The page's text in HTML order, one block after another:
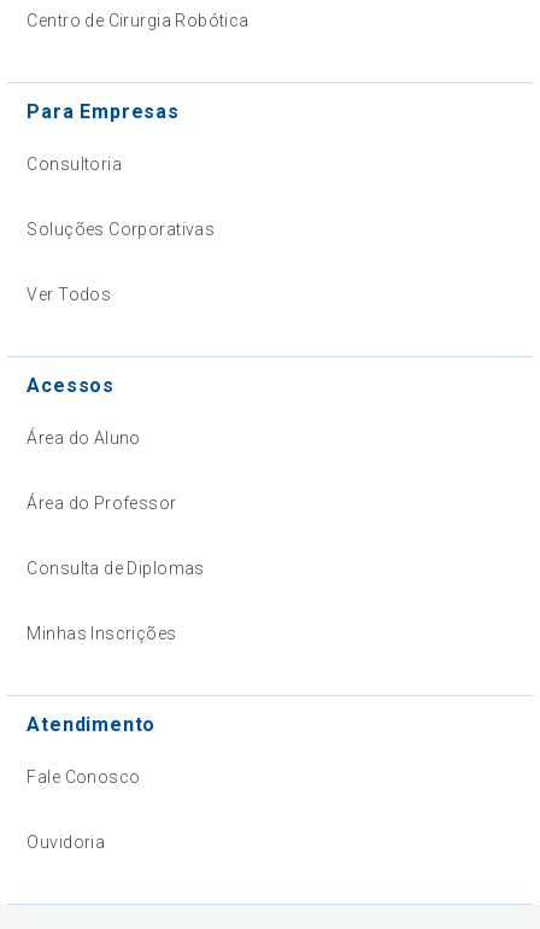
Centro de Cirurgia Robótica
Para Empresas
Consultoria
Soluções Corporativas
Ver Todos
Acessos
Área do Aluno
Área do Professor
Consulta de Diplomas
Minhas Inscrições
Atendimento
Fale Conosco
Ouvidoria